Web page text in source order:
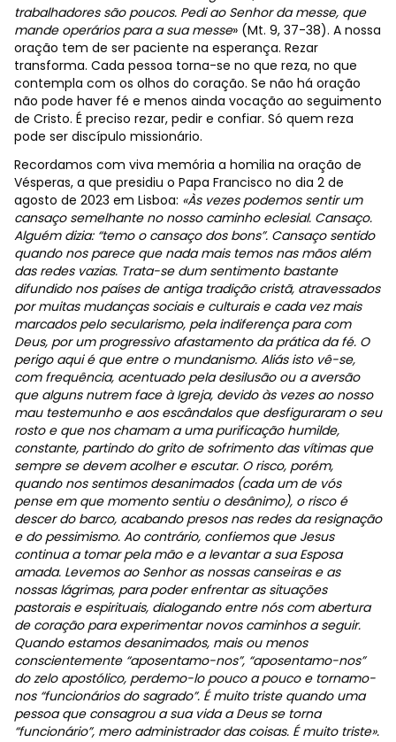
trabalhadores são poucos. Pedi ao Senhor da messe, que
mande operários para a sua messe» (Mt. 9, 37-38). A nossa
oração tem de ser paciente na esperança. Rezar
transforma. Cada pessoa torna-se no que reza, no que
contempla com os olhos do coração. Se não há oração
não pode haver fé e menos ainda vocação ao seguimento
de Cristo. É preciso rezar, pedir e confiar. Só quem reza
pode ser discípulo missionário.
Recordamos com viva memória a homilia na oração de
Vésperas, a que presidiu o Papa Francisco no dia 2 de
agosto de 2023 em Lisboa: «Às vezes podemos sentir um
cansaço semelhante no nosso caminho eclesial. Cansaço.
Alguém dizia: “temo o cansaço dos bons”. Cansaço sentido
quando nos parece que nada mais temos nas mãos além
das redes vazias. Trata-se dum sentimento bastante
difundido nos países de antiga tradição cristã, atravessados
por muitas mudanças sociais e culturais e cada vez mais
marcados pelo secularismo, pela indiferença para com
Deus, por um progressivo afastamento da prática da fé. O
perigo aqui é que entre o mundanismo. Aliás isto vê-se,
com frequência, acentuado pela desilusão ou a aversão
que alguns nutrem face à Igreja, devido às vezes ao nosso
mau testemunho e aos escândalos que desfiguraram o seu
rosto e que nos chamam a uma purificação humilde,
constante, partindo do grito de sofrimento das vítimas que
sempre se devem acolher e escutar. O risco, porém,
quando nos sentimos desanimados (cada um de vós
pense em que momento sentiu o desânimo), o risco é
descer do barco, acabando presos nas redes da resignação
e do pessimismo. Ao contrário, confiemos que Jesus
continua a tomar pela mão e a levantar a sua Esposa
amada. Levemos ao Senhor as nossas canseiras e as
nossas lágrimas, para poder enfrentar as situações
pastorais e espirituais, dialogando entre nós com abertura
de coração para experimentar novos caminhos a seguir.
Quando estamos desanimados, mais ou menos
conscientemente “aposentamo-nos”, “aposentamo-nos”
do zelo apostólico, perdemo-lo pouco a pouco e tornamo-
nos “funcionários do sagrado”. É muito triste quando uma
pessoa que consagrou a sua vida a Deus se torna
“funcionário”, mero administrador das coisas. É muito triste».